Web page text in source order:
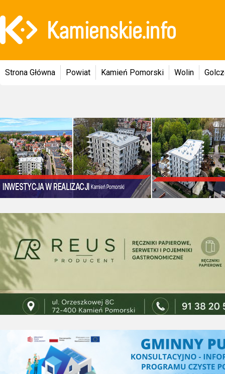
Strona Główna Powiat Kamień Pomorski Wolin